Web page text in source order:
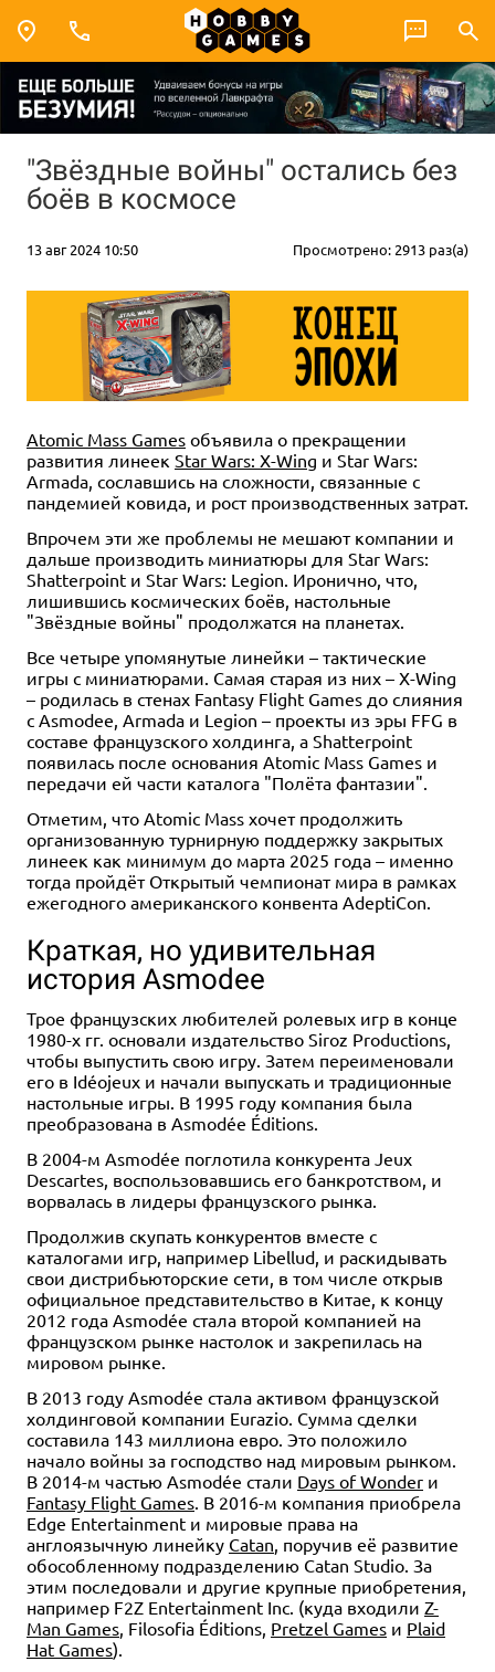
"Звёздные войны" остались без
боёв в космосе
13 авг 2024 10:50 Просмотрено: 2913 раз(а)
Atomic Mass Games объявила о прекращении
развития линеек Star Wars: X-Wing и Star Wars:
Armada, сославшись на сложности, связанные с
пандемией ковида, и рост производственных затрат.
Впрочем эти же проблемы не мешают компании и
дальше производить миниатюры для Star Wars:
Shatterpoint и Star Wars: Legion. Иронично, что,
лишившись космических боёв, настольные
"Звёздные войны" продолжатся на планетах.
Все четыре упомянутые линейки – тактические
игры с миниатюрами. Самая старая из них – X-Wing
– родилась в стенах Fantasy Flight Games до слияния
с Asmodee, Armada и Legion – проекты из эры FFG в
составе французского холдинга, а Shatterpoint
появилась после основания Atomic Mass Games и
передачи ей части каталога "Полёта фантазии".
Отметим, что Atomic Mass хочет продолжить
организованную турнирную поддержку закрытых
линеек как минимум до марта 2025 года – именно
тогда пройдёт Открытый чемпионат мира в рамках
ежегодного американского конвента AdeptiCon.
Краткая, но удивительная
история Asmodee
Трое французских любителей ролевых игр в конце
1980-х гг. основали издательство Siroz Productions,
чтобы выпустить свою игру. Затем переименовали
его в Idéojeux и начали выпускать и традиционные
настольные игры. В 1995 году компания была
преобразована в Asmodée Éditions.
В 2004-м Asmodée поглотила конкурента Jeux
Descartes, воспользовавшись его банкротством, и
ворвалась в лидеры французского рынка.
Продолжив скупать конкурентов вместе с
каталогами игр, например Libellud, и раскидывать
свои дистрибьюторские сети, в том числе открыв
официальное представительство в Китае, к концу
2012 года Asmodée стала второй компанией на
французском рынке настолок и закрепилась на
мировом рынке.
В 2013 году Asmodée стала активом французской
холдинговой компании Eurazio. Сумма сделки
составила 143 миллиона евро. Это положило
начало войны за господство над мировым рынком.
В 2014-м частью Asmodée стали Days of Wonder и
Fantasy Flight Games. В 2016-м компания приобрела
Edge Entertainment и мировые права на
англоязычную линейку Catan, поручив её развитие
обособленному подразделению Catan Studio. За
этим последовали и другие крупные приобретения,
например F2Z Entertainment Inc. (куда входили Z-
Man Games, Filosofia Éditions, Pretzel Games и Plaid
Hat Games).